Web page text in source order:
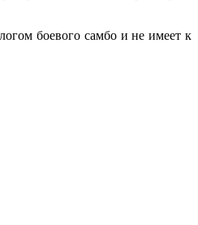
боевого самбо и не имеет к